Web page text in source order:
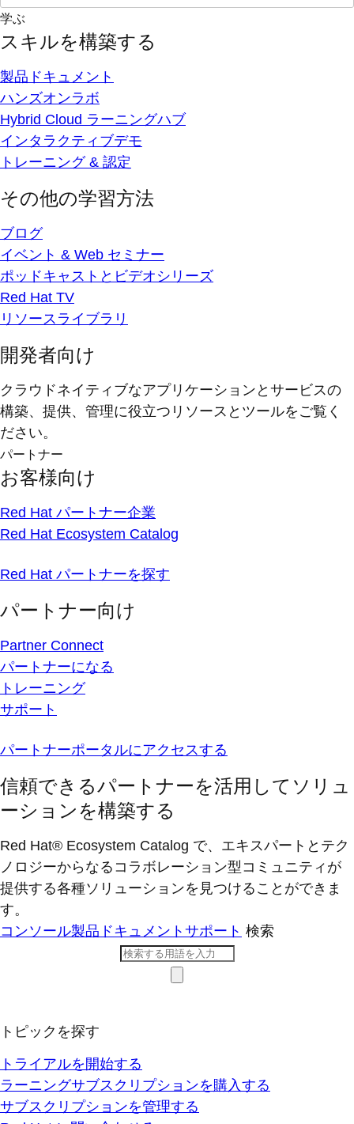
学ぶ
スキルを構築する
製品ドキュメント
ハンズオンラボ
Hybrid Cloud ラーニングハブ
インタラクティブデモ
トレーニング & 認定
その他の学習方法
ブログ
イベント & Web セミナー
ポッドキャストとビデオシリーズ
Red Hat TV
リソースライブラリ
開発者向け
クラウドネイティブなアプリケーションとサービスの
構築、提供、管理に役立つリソースとツールをご覧く
ださい。
パートナー
お客様向け
Red Hat パートナー企業
Red Hat Ecosystem Catalog
Red Hat パートナーを探す
パートナー向け
Partner Connect
パートナーになる
トレーニング
サポート
パートナーポータルにアクセスする
信頼できるパートナーを活用してソリュ
ーションを構築する
Red Hat® Ecosystem Catalog で、エキスパートとテク
ノロジーからなるコラボレーション型コミ​ュニティが
提供する各種ソリューションを見つけることができま
す。
コンソール製品ドキュメント サポート 検索
トピックを探す
トライアルを開始する
ラーニングサブスクリプションを購入する
サブスクリプションを管理する